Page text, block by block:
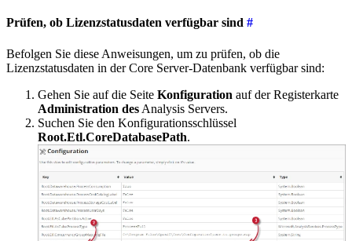
Prüfen, ob Lizenzstatusdaten verfügbar sind #
Befolgen Sie diese Anweisungen, um zu prüfen, ob die
Lizenzstatusdaten in der Core Server-Datenbank verfügbar sind:
Gehen Sie auf die Seite Konfiguration auf der Registerkarte
Administration des Analysis Servers.
Suchen Sie den Konfigurationsschlüssel
Root.Etl.CoreDatabasePath.